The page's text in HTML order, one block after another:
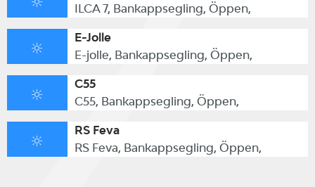
ILCA 7, Bankappsegling, Öppen,
E-Jolle
E-jolle, Bankappsegling, Öppen,
C55
C55, Bankappsegling, Öppen,
RS Feva
RS Feva, Bankappsegling, Öppen,